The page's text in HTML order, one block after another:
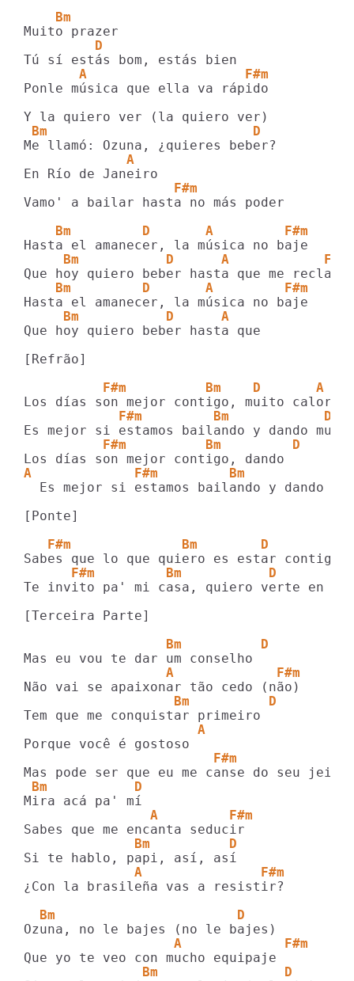
    Bm
         D
       A                    F#m
Ponle música que ella va rápido
Bm                          D
             A
                   F#m
Vamo' a bailar hasta no más poder
    Bm         D       A         F#m
     Bm           D      A            F#m
    Bm         D       A         F#m
     Bm           D      A
Que hoy quiero beber hasta que
[Refrão]
          F#m          Bm    D       A
F#m         Bm            D
          F#m          Bm         D
A             F#m         Bm           D
  Es mejor si estamos bailando y dando
[Ponte]
F#m              Bm        D
F#m         Bm           D
Te invito pa' mi casa, quiero verte en
[Terceira Parte]
                  Bm          D
                  A             F#m
                   Bm          D
                      A
                        F#m
Bm           D
                A         F#m
              Bm          D
              A               F#m
¿Con la brasileña vas a resistir?
  Bm                       D
A
               Bm                D